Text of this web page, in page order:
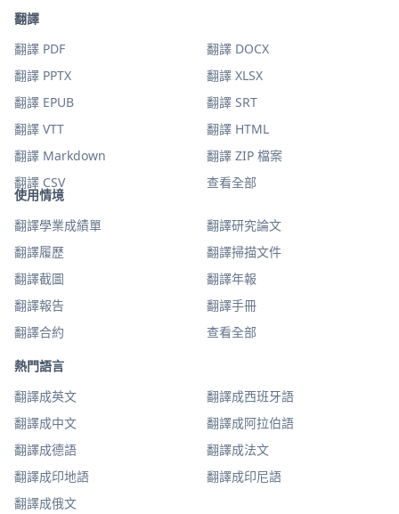
使用情境
翻譯學業成績單
翻譯研究論文
翻譯履歷
翻譯掃描文件
翻譯截圖
翻譯年報
翻譯報告
翻譯手冊
翻譯合約
查看全部
熱門語言
翻譯成英文
翻譯成西班牙語
翻譯成中文
翻譯成阿拉伯語
翻譯成德語
翻譯成法文
翻譯成印地語
翻譯成印尼語
翻譯成俄文
翻譯
翻譯 PDF
翻譯 DOCX
翻譯 PPTX
翻譯 XLSX
翻譯 EPUB
翻譯 SRT
翻譯 VTT
翻譯 HTML
翻譯 Markdown
翻譯 ZIP 檔案
翻譯 CSV
查看全部